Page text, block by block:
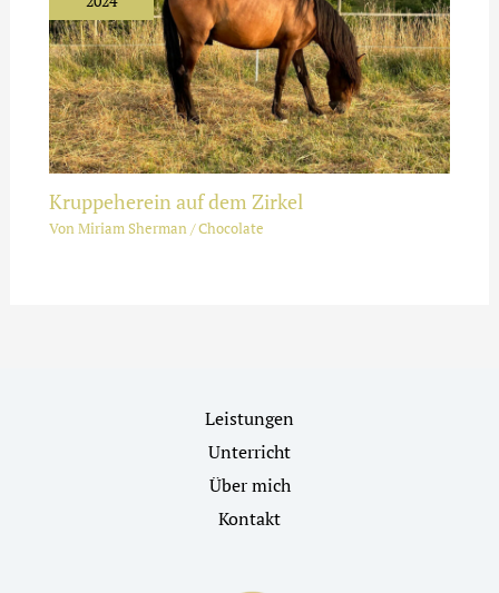
Kruppeherein auf dem Zirkel
VonMiriam Sherman/Chocolate
Leistungen
Unterricht
Über mich
Kontakt